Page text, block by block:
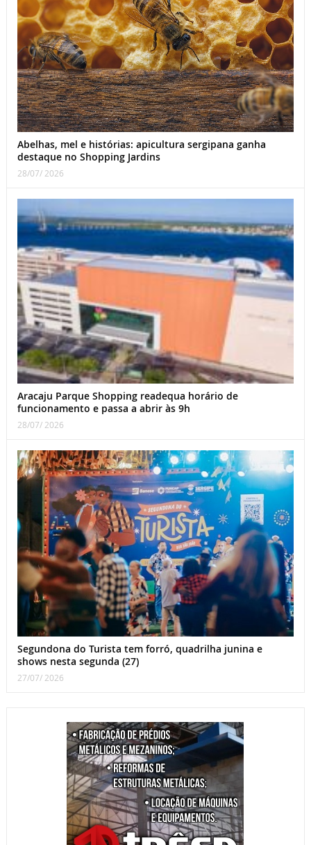
Abelhas, mel e histórias: apicultura sergipana ganha
destaque no Shopping Jardins
28/07/ 2026
Aracaju Parque Shopping readequa horário de
funcionamento e passa a abrir às 9h
28/07/ 2026
Segundona do Turista tem forró, quadrilha junina e
shows nesta segunda (27)
27/07/ 2026